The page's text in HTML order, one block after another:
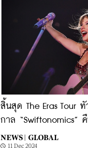
สิ้นสุด The Eras Tour
กาล “Swiftonomics”
NEWS | GLOBAL
11 Dec 2024